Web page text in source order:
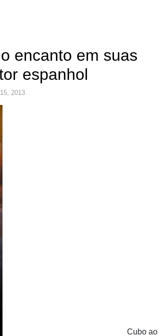
encanto em suas
espanhol
2013
Cubo ao